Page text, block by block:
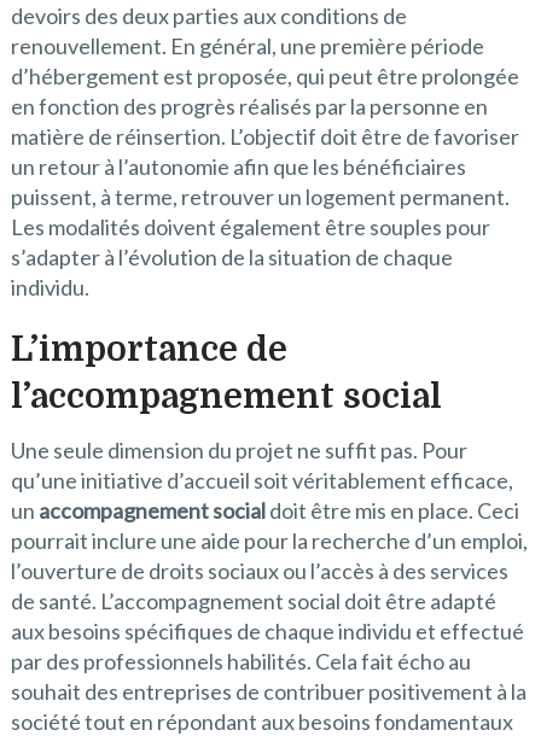
devoirs des deux parties aux conditions de
renouvellement. En général, une première période
d’hébergement est proposée, qui peut être prolongée
en fonction des progrès réalisés par la personne en
matière de réinsertion. L’objectif doit être de favoriser
un retour à l’autonomie afin que les bénéficiaires
puissent, à terme, retrouver un logement permanent.
Les modalités doivent également être souples pour
s’adapter à l’évolution de la situation de chaque
individu.
L’importance de
l’accompagnement social
Une seule dimension du projet ne suffit pas. Pour
qu’une initiative d’accueil soit véritablement efficace,
un accompagnement socialdoit être mis en place. Ceci
pourrait inclure une aide pour la recherche d’un emploi,
l’ouverture de droits sociaux ou l’accès à des services
de santé. L’accompagnement social doit être adapté
aux besoins spécifiques de chaque individu et effectué
par des professionnels habilités. Cela fait écho au
souhait des entreprises de contribuer positivement à la
société tout en répondant aux besoins fondamentaux